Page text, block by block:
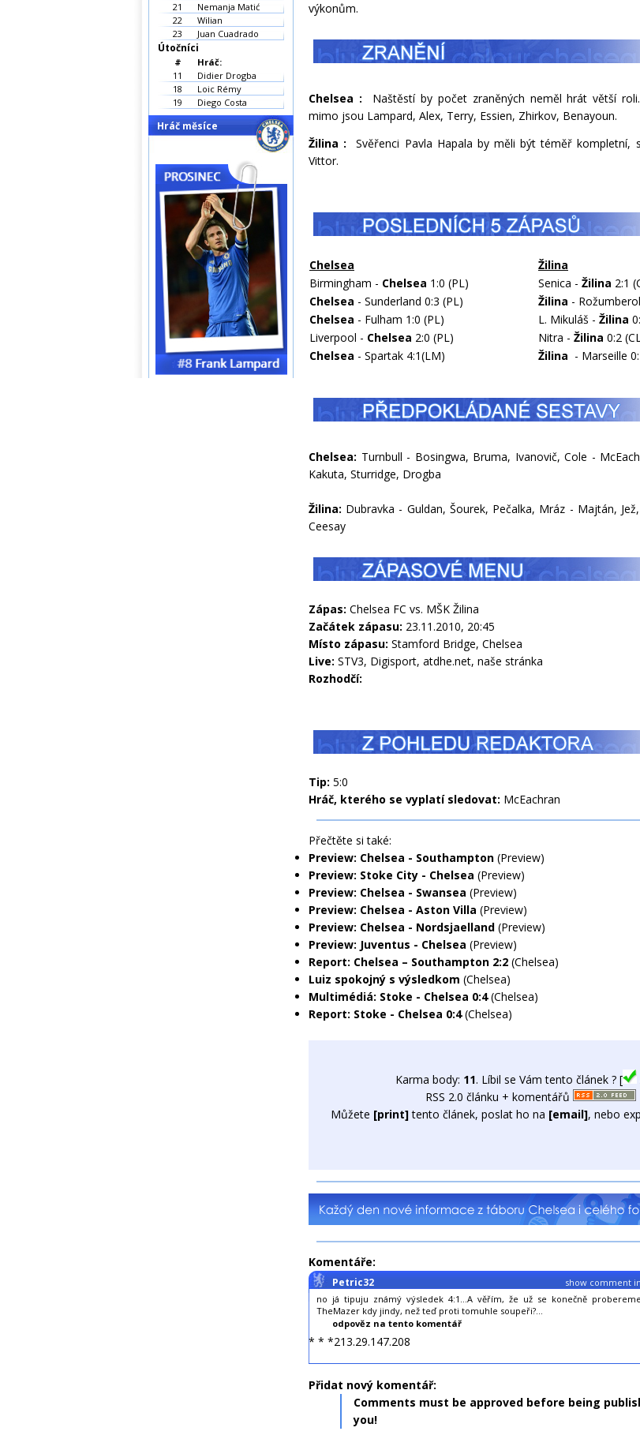
výkonům.
Chelsea : Naštěstí by počet zraněných neměl hrát větší
mimo jsou Lampard, Alex, Terry, Essien, Zhirkov, Benayoun.
Žilina : Svěřenci Pavla Hapala by měli být téměř kompletní,
Vittor.
Chelsea
Žilina
Birmingham - Chelsea 1:0 (PL) Senica - Žilina 2:1
Chelsea - Sunderland 0:3 (PL) Žilina -
Chelsea - Fulham 1:0 (PL) L. Mikuláš - Žilina
Liverpool - Chelsea 2:0 (PL) Nitra - Žilina 0:2
Chelsea - Spartak 4:1(LM) Žilina - Marseille
Chelsea: Turnbull - Bosingwa, Bruma, Ivanovič, Cole -
Kakuta, Sturridge, Drogba
Žilina: Dubravka - Guldan, Šourek, Pečalka, Mráz - Majtán,
Ceesay
Zápas: Chelsea FC vs. MŠK Žilina
Začátek zápasu: 23.11.2010, 20:45
Místo zápasu: Stamford Bridge, Chelsea
Live: STV3, Digisport, atdhe.net, naše stránka
Rozhodčí:
Tip: 5:0
Hráč, kterého se vyplatí sledovat: McEachran
Přečtěte si také:
Preview: Chelsea - Southampton (Preview)
Preview: Stoke City - Chelsea (Preview)
Preview: Chelsea - Swansea (Preview)
Preview: Chelsea - Aston Villa (Preview)
Preview: Chelsea - Nordsjaelland (Preview)
Preview: Juventus - Chelsea (Preview)
Report: Chelsea – Southampton 2:2 (Chelsea)
Luiz spokojný s výsledkom (Chelsea)
Multimédiá: Stoke - Chelsea 0:4 (Chelsea)
Report: Stoke - Chelsea 0:4 (Chelsea)
Karma body: 11. Líbil se Vám tento článek ? [
RSS 2.0 článku + komentářů
Můžete [print]tento článek, poslat ho na [email], nebo
Komentáře:
show comment
Petric32
no já tipuju známý výsledek 4:1...A věřím, že už se konečně
TheMazer kdy jindy, než teď proti tomuhle soupeři?...
odpověz na tento komentář
* * *213.29.147.208
Přidat nový komentář:
Comments must be approved before being
you!
21
Nemanja Matić
22
Wilian
23
Juan Cuadrado
Útočníci
#
Hráč:
11
Didier Drogba
18
Loic Rémy
19
Diego Costa
Hráč měsíce